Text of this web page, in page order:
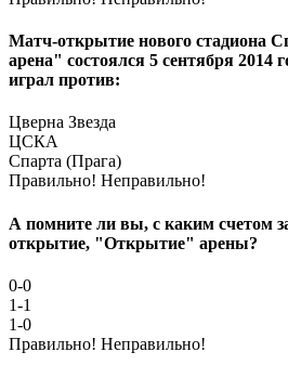
Матч-открытие нового стадиона
арена" состоялся 5 сентября
играл против:
Цверна Звезда
ЦСКА
Спарта (Прага)
Правильно! Неправильно!
А помните ли вы, с каким счетом
открытие, "Открытие" арены?
0-0
1-1
1-0
Правильно! Неправильно!